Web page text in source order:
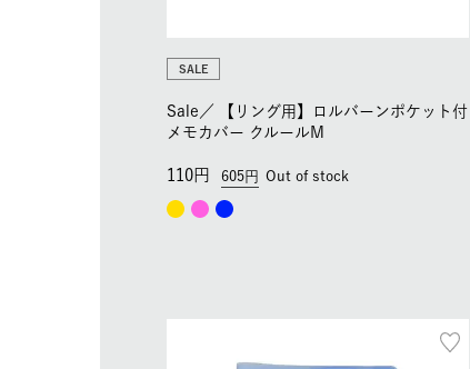
SALE
Sale／
【リング用】ロルバーンポケット付
メモカバー クルールM
605
110 Out of stock